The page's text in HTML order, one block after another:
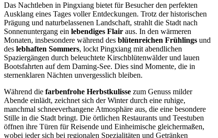
Das Nachtleben in Pingxiang bietet für Besucher den perfekten
Ausklang eines Tages voller Entdeckungen. Trotz der historischen
Prägung und naturbelassenen Landschaft, strahlt die Stadt nach
Sonnenuntergang ein lebendiges Flair aus. In den wärmeren
Monaten, insbesondere während des blütenreichen Frühlings und
des lebhaften Sommers, lockt Pingxiang mit abendlichen
Spaziergängen durch beleuchtete Kirschblütenwälder und lauen
Bootsfahrten auf dem Daming-See. Dies sind Momente, die in
sternenklaren Nächten unvergesslich bleiben.
Während die farbenfrohe Herbstkulisse zum Genuss milder
Abende einlädt, zeichnet sich der Winter durch eine ruhige,
manchmal schneeverhangene Atmosphäre aus, die eine besondere
Stille in die Stadt bringt. Die örtlichen Restaurants und Teestuben
öffnen ihre Türen für Reisende und Einheimische gleichermaßen,
wobei jeder sich bei regionalen Spezialitäten und Getränken